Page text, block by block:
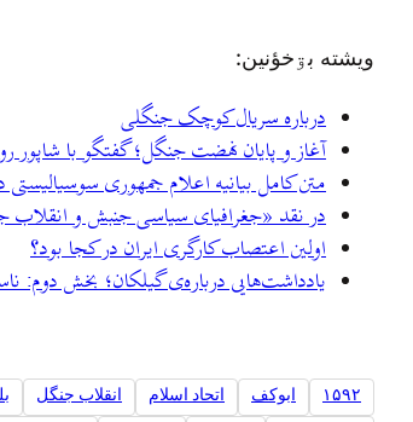
ويشته بۊخؤنين:
درباره سریال کوچک جنگلی
آغاز و پایان نهضت‌ جنگل؛ گفتگو با شاپور
متن کامل بیانیه اعلام جمهوری
در نقد «جغرافیای سیاسی جنبش و انقلاب
اولین اعتصاب کارگری ایران در کجا بود؟
یادداشت‌هایی درباره‌ی گیلکان؛ بخش دوم:
۱۵۹۲ ابوکف اتحاد اسلام انقلاب جنگل